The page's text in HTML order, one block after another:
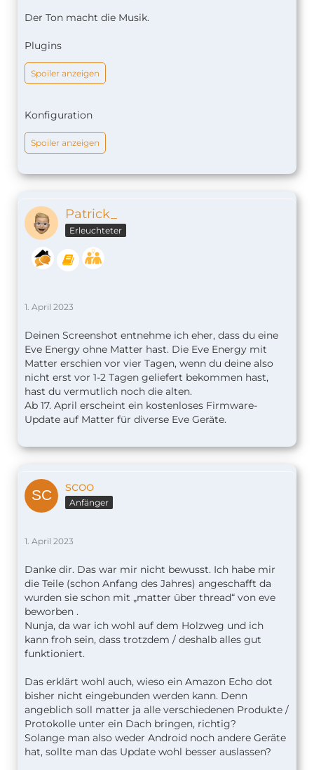
Der Ton macht die Musik.
Plugins
Spoiler anzeigen
Konfiguration
Spoiler anzeigen
Patrick_
Erleuchteter
1. April 2023
Deinen Screenshot entnehme ich eher, dass du eine
Eve Energy ohne Matter hast. Die Eve Energy mit
Matter erschien vor vier Tagen, wenn du deine also
nicht erst vor 1-2 Tagen geliefert bekommen hast,
hast du vermutlich noch die alten.
Ab 17. April erscheint ein kostenloses Firmware-
Update auf Matter für diverse Eve Geräte.
scoo
Anfänger
1. April 2023
Danke dir. Das war mir nicht bewusst. Ich habe mir
die Teile (schon Anfang des Jahres) angeschafft da
wurden sie schon mit „matter über thread“ von eve
beworben .
Nunja, da war ich wohl auf dem Holzweg und ich
kann froh sein, dass trotzdem / deshalb alles gut
funktioniert.
Das erklärt wohl auch, wieso ein Amazon Echo dot
bisher nicht eingebunden werden kann. Denn
angeblich soll matter ja alle verschiedenen Produkte /
Protokolle unter ein Dach bringen, richtig?
Solange man also weder Android noch andere Geräte
hat, sollte man das Update wohl besser auslassen?